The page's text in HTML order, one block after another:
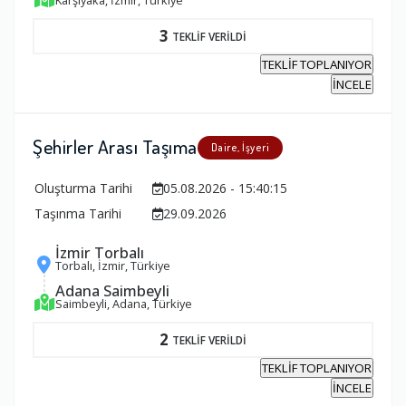
3 TEKLİF VERİLDİ
TEKLİF TOPLANIYOR
İNCELE
Şehirler Arası Taşıma Daire, İşyeri
Oluşturma Tarihi
05.08.2026 - 15:40:15
Taşınma Tarihi
29.09.2026
İzmir Torbalı
Torbalı, İzmir, Türkiye
Adana Saimbeyli
Saimbeyli, Adana, Türkiye
2 TEKLİF VERİLDİ
TEKLİF TOPLANIYOR
İNCELE